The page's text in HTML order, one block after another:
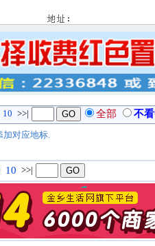
10 >>| 全部 不
加对应地标.
10 >>|